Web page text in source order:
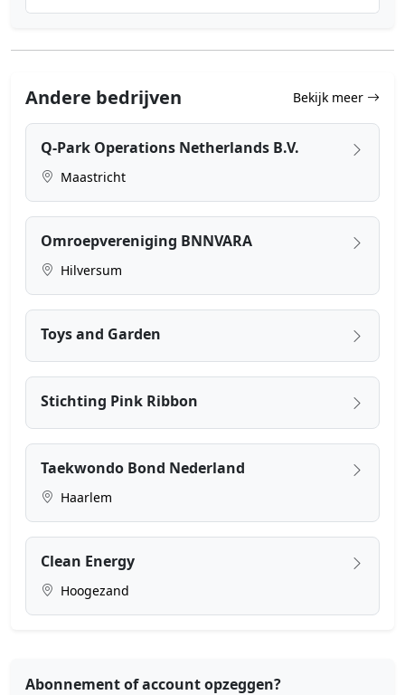
Andere bedrijven Bekijk meer
Q-Park Operations Netherlands B.V.
Maastricht
Omroepvereniging BNNVARA
Hilversum
Toys and Garden
Stichting Pink Ribbon
Taekwondo Bond Nederland
Haarlem
Clean Energy
Hoogezand
Abonnement of account opzeggen?